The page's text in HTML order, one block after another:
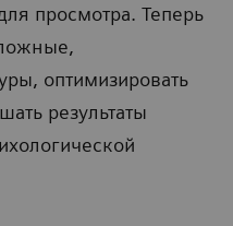
просмотра. Теперь
оптимизировать
результаты